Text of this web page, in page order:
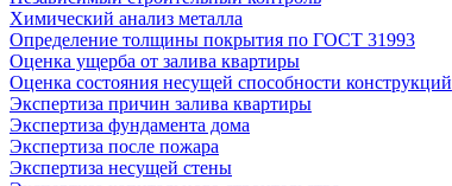
Химический анализ металла
Определение толщины покрытия по ГОСТ 31993
Оценка ущерба от залива квартиры
Оценка состояния несущей способности конструкций
Экспертиза причин залива квартиры
Экспертиза фундамента дома
Экспертиза после пожара
Экспертиза несущей стены